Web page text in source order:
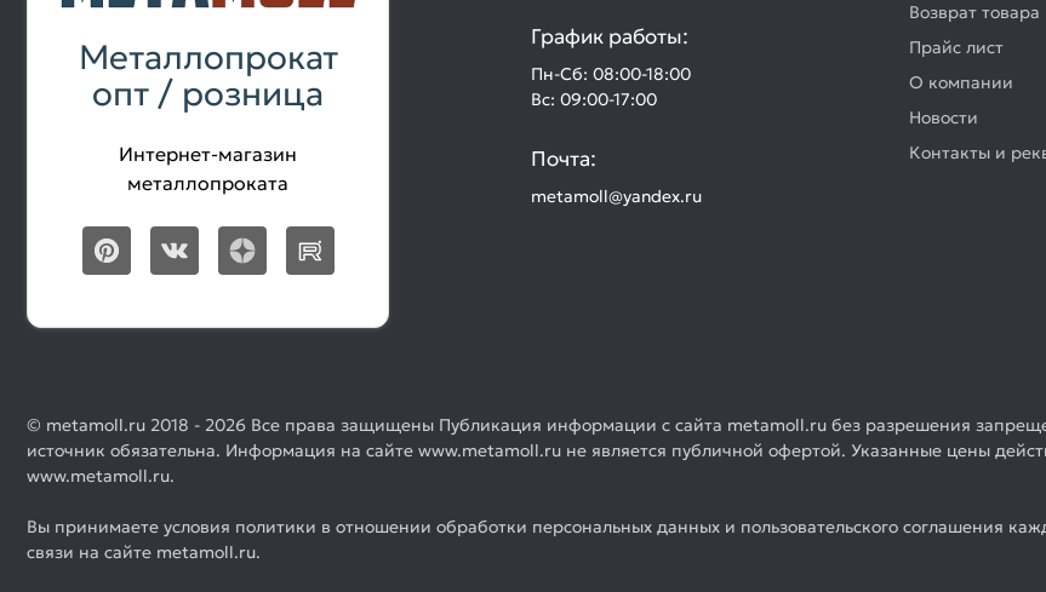
Металлопрокат
опт / розница
Интернет-магазин
металлопроката
График работы:
Пн-Сб: 08:00-18:00
Вс: 09:00-17:00
Почта:
metamoll@yandex.ru
Возврат товара
Прайс лист
О компании
Новости
Контакты и
© metamoll.ru 2018 - 2026 Все права защищены Публикация информации с сайта metamoll.ru без разрешения
источник обязательна. Информация на сайте www.metamoll.ru не является публичной офертой. Указанные цены
www.metamoll.ru.
Вы принимаете условия политики в отношении обработки персональных данных и пользовательского соглашения
связи на сайте metamoll.ru.